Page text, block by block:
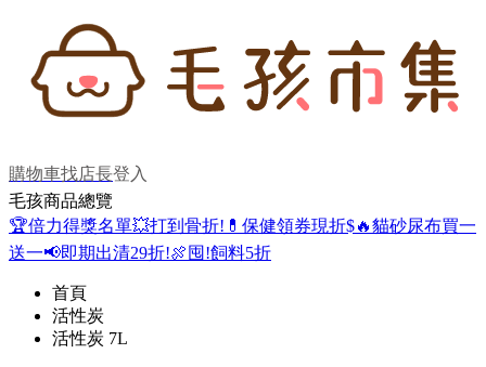
購物車找店長登入
毛孩商品總覽
🏆倍力得獎名單💥打到骨折! 💊保健領券現折$🔥貓砂尿布買一
送一📢即期出清29折!🍖囤!飼料5折
首頁
活性炭
活性炭 7L